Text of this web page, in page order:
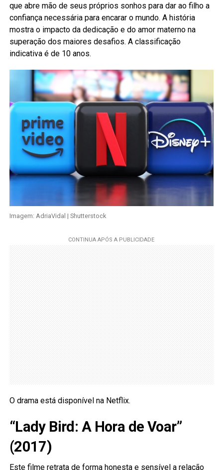
que abre mão de seus próprios sonhos para dar ao filho a
confiança necessária para encarar o mundo. A história
mostra o impacto da dedicação e do amor materno na
superação dos maiores desafios. A classificação
indicativa é de 10 anos.
Imagem: AdriaVidal | Shutterstock
O drama está disponível na Netflix.
“Lady Bird: A Hora de Voar”
(2017)
Este filme retrata de forma honesta e sensível a relação